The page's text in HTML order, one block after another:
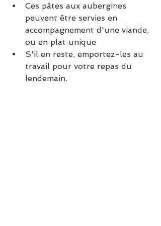
Ces pâtes aux aubergines
peuvent être servies en
accompagnement d'une viande,
ou en plat unique
S'il en reste, emportez-les au
travail pour votre repas du
lendemain.